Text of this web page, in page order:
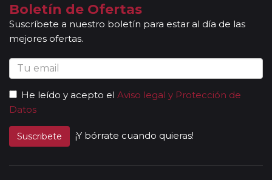
Boletín de Ofertas
Suscríbete a nuestro boletín para estar al día de las
mejores ofertas.
He leído y acepto el Aviso legal y Protección de
Datos
Suscribete ¡Y bórrate cuando quieras!